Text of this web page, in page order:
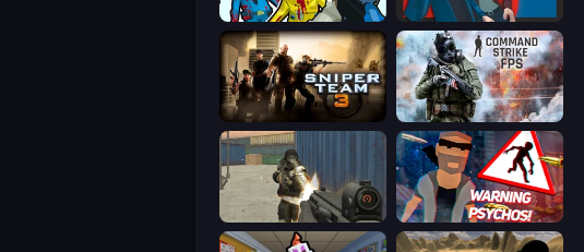
Zombies Shooter Max vs Gangsters
Sniper Team 3 Command Strike FPS
Masked Forces City of Psychos